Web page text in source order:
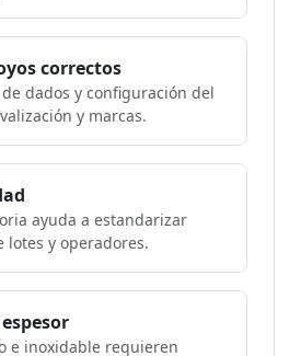
correctos
dados y configuración del
y marcas.
ayuda a estandarizar
lotes y operadores.
e inoxidable requieren